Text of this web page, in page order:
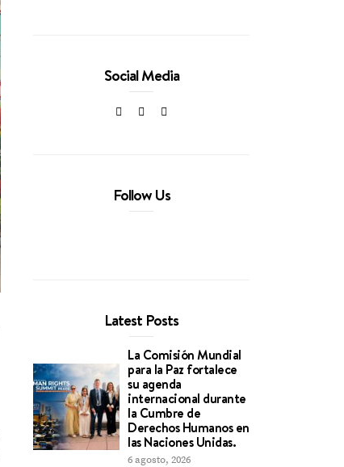
Social Media
Follow Us
Latest Posts
La Comisión Mundial
para la Paz fortalece
su agenda
internacional durante
la Cumbre de
Derechos Humanos en
las Naciones Unidas.
6 agosto, 2026